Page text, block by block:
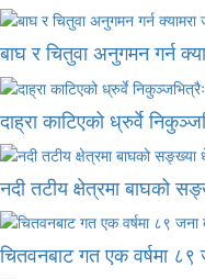
बाघ र चितुवा अनुगमन गर्न
दाह्रा काटिएको ध्रुर्वे
नदी तटीय क्षेत्रमा बाघको
चितवनबाट गत एक वर्षमा ८९